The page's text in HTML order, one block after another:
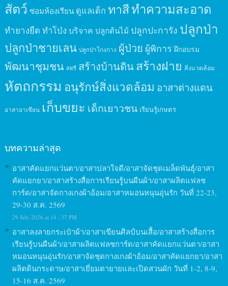
สัตว์ ซ่อมห้องเรียน ดูแลเด็ก ทาสีทำความสะอาด
ทำยางยืด ทำโป่ง บริจาค ปลูกต้นไม้ ปลูกปะการัง ปลูกป่า
ปลูกป่าชายเลน ปลูกป่าโกงกาง ผู้ป่วย ผู้พิการ ฝึกอบรม
พัฒนาชุมชน สตรี สร้างบ้านดินสร้างฝาย สิ่งแวดล้อม
หัตถกรรม อนุรักษ์สิ่งแวดล้อม อาสาต่างแดน
อาสาอาเซียน เก็บขยะ เด็กเยาวชน เรียนรู้เกษตร
บทความล่าสุด
อาสาคัดแยกแว่นตา/อาสาปลาใจดี/อาสาจัดชุดเมล็ดพันธุ์/อาสา
คัดแยกยา/อาสาสร้างสื่อการเรียนรู้บนผืนผ้า/อาสาผลิตแฟลช
การ์ด/อาสาจัดกางเกงผ้าอ้อม/อาสาหมอนหนุนอุ่นรัก วันที่ 22-23,
29-30 ส.ค. 2569
29 July 2026 at 14 : 37 PM
อาสาลงลายกระเป๋าผ้า/อาสาเขียนศิลป์บนเสื้อ/อาสาสร้างสื่อการ
เรียนรู้บนผืนผ้า/อาสาผลิตแฟลชการ์ด/อาสาคัดแยกแว่นตา/อาสา
หมอนหนุนอุ่นรัก/อาสาจัดชุดกางเกงผ้าอ้อม/อาสาคัดแยกยา/อาสา
ผลิตดินกระดาษ/อาสาเยี่ยมตายายและเปิดสวนผัก วันที่ 1-2, 8-9,
15-16 ส.ค. 2569